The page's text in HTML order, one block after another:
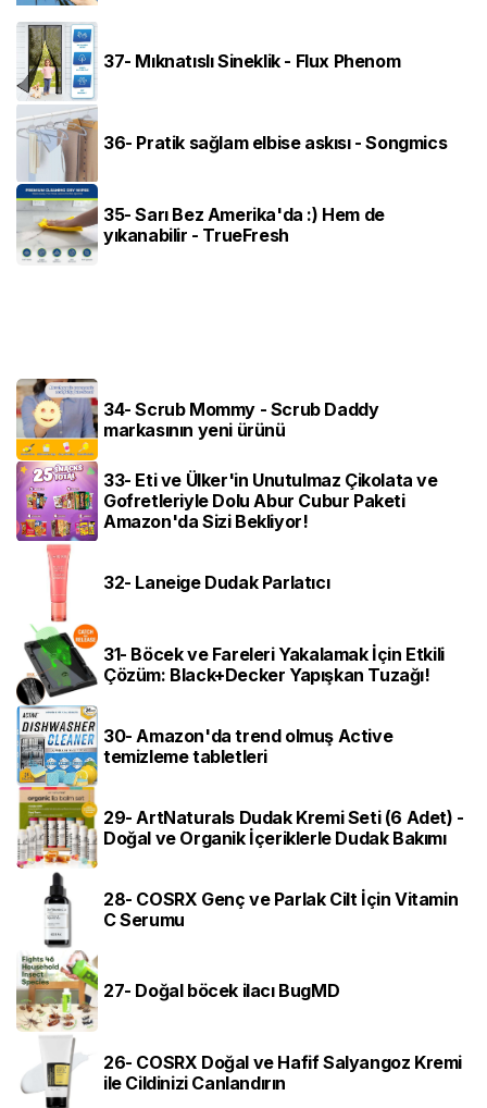
37- Mıknatıslı Sineklik - Flux Phenom
36- Pratik sağlam elbise askısı - Songmics
35- Sarı Bez Amerika'da :) Hem de
yıkanabilir - TrueFresh
34- Scrub Mommy - Scrub Daddy
markasının yeni ürünü
33- Eti ve Ülker'in Unutulmaz Çikolata ve
Gofretleriyle Dolu Abur Cubur Paketi
Amazon'da Sizi Bekliyor!
32- Laneige Dudak Parlatıcı
31- Böcek ve Fareleri Yakalamak İçin Etkili
Çözüm: Black+Decker Yapışkan Tuzağı!
30- Amazon'da trend olmuş Active
temizleme tabletleri
29- ArtNaturals Dudak Kremi Seti (6 Adet) -
Doğal ve Organik İçeriklerle Dudak Bakımı
28- COSRX Genç ve Parlak Cilt İçin Vitamin
C Serumu
27- Doğal böcek ilacı BugMD
26- COSRX Doğal ve Hafif Salyangoz Kremi
ile Cildinizi Canlandırın